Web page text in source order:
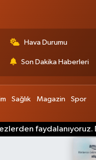
Hava Durumu
Son Dakika Haberleri
Sağlık Magazin Spor
faydalanıyoruz.